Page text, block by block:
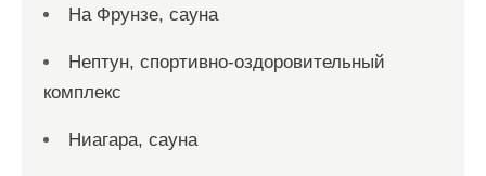
На Фрунзе, сауна
Нептун, спортивно-оздоровительный
комплекс
Ниагара, сауна